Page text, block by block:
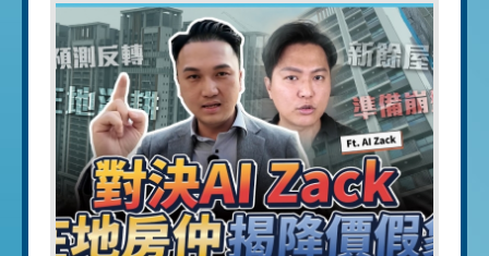
入行第一年的淘汰率大約 60-80%。也就是說，
10 個人進來，撐過一年的只有 2-4 個。 主要原
因不是能力不夠，而是對這份工作的理解錯
誤。很多人以為房仲就是帶看、簽約、收佣
金。實際上，80% 的時間你在做的是：打電話
被拒絕、跑社區被管理員趕、等客戶等到天荒
地老。 真相二：前 6 個月幾乎沒收入 房仲是先
付出再收割的行業。新人前 3-6 個月通常是「養
客期」，你在建立商圈、累積客戶、學習基本